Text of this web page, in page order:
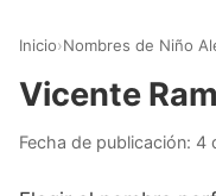
Inicio›Nombres de Niño
Vicente
Fecha de publicación: 4